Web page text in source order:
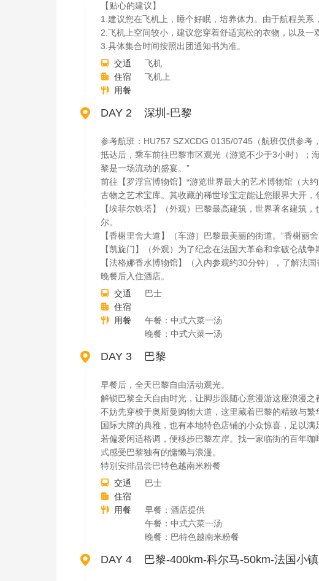
【贴心的建议】
1.建议您在飞机上，睡个好眠，培养体力。由于航程关系
2.飞机上空间较小，建议您穿着舒适宽松的衣物，以及一
3.具体集合时间按照出团通知书为准。
 交通 飞机
 住宿 飞机上
 用餐
 DAY 2 深圳-巴黎
参考航班：HU757 SZXCDG 0135/0745（航班仅供参考
抵达后，乘车前往巴黎市区观光（游览不少于3小时）；
黎是一场流动的盛宴。”
前往【罗浮宫博物馆】*游览世界最大的艺术博物馆（大
古物之艺术宝库。其收藏的稀世珍宝定能让您眼界大开
【埃菲尔铁塔】（外观）巴黎最高建筑，世界著名建筑
尔。
【香榭里舍大道】（车游）巴黎最美丽的街道。“香榭丽
【凯旋门】（外观）为了纪念在法国大革命和拿破仑战
【法格娜香水博物馆】（入内参观约30分钟），了解法国
晚餐后入住酒店。
 交通 巴士
 住宿
 用餐
午餐：中式六菜一汤
晚餐：中式六菜一汤
 DAY 3 巴黎
早餐后，全天巴黎自由活动观光。
解锁巴黎全天自由时光，让脚步跟随心意漫游这座浪漫之
不妨先穿梭于奥斯曼购物大道，这里藏着巴黎的精致与
国际大牌的典雅，也有本地特色店铺的小众惊喜，足以满
若偏爱闲适格调，便移步巴黎左岸。找一家临街的百年
式感受巴黎独有的慵懒与浪漫。
特别安排品尝巴特色越南米粉餐
 交通 巴士
 住宿
 用餐
早餐：酒店提供
午餐：中式六菜一汤
晚餐：巴特色越南米粉餐
 DAY 4 巴黎-400km-科尔马-50km-法国小镇